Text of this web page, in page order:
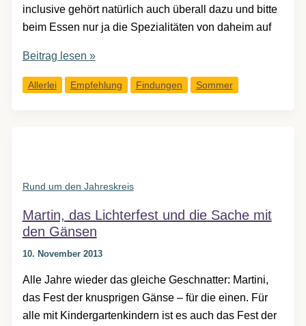
inclusive gehört natürlich auch überall dazu und bitte
beim Essen nur ja die Spezialitäten von daheim auf
Ein
auf
Beitrag lesen »
Allerlei Empfehlung Findungen Sommer
Rund um den Jahreskreis
Martin, das Lichterfest und die Sache mit
den Gänsen
10. November 2013
Alle Jahre wieder das gleiche Geschnatter: Martini,
das Fest der knusprigen Gänse – für die einen. Für
alle mit Kindergartenkindern ist es auch das Fest der